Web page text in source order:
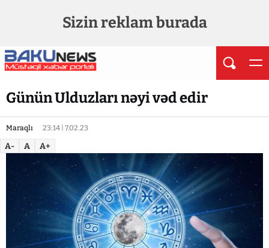
Sizin reklam burada
Günün Ulduzları nəyi vəd edir
Maraqlı 23:14 | 7.02.23
A- A A+